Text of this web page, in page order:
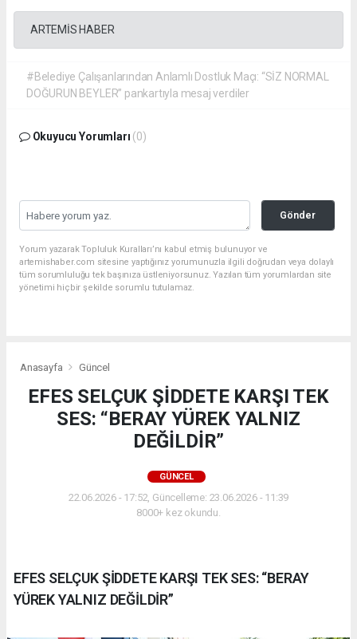
ARTEMİS HABER
#Belediye Çalışanlarından Anlamlı Dostluk Maçı: “SİZ NORMAL
DOĞURUN BEYLER” pankartıyla mesaj verdiler
Okuyucu Yorumları (0)
Gönder
Yorum yazarak Topluluk Kuralları’nı kabul etmiş bulunuyor ve
artemishaber.com sitesine yaptığınız yorumunuzla ilgili doğrudan veya dolaylı
tüm sorumluluğu tek başınıza üstleniyorsunuz. Yazılan tüm yorumlardan site
yönetimi hiçbir şekilde sorumlu tutulamaz.
Anasayfa Güncel
EFES SELÇUK ŞİDDETE KARŞI TEK
SES: “BERAY YÜREK YALNIZ
DEĞİLDİR”
GÜNCEL
22.06.2026 - 17:52, Güncelleme: 23.06.2026 - 11:39
8000+ kez okundu.
EFES SELÇUK ŞİDDETE KARŞI TEK SES: “BERAY
YÜREK YALNIZ DEĞİLDİR”